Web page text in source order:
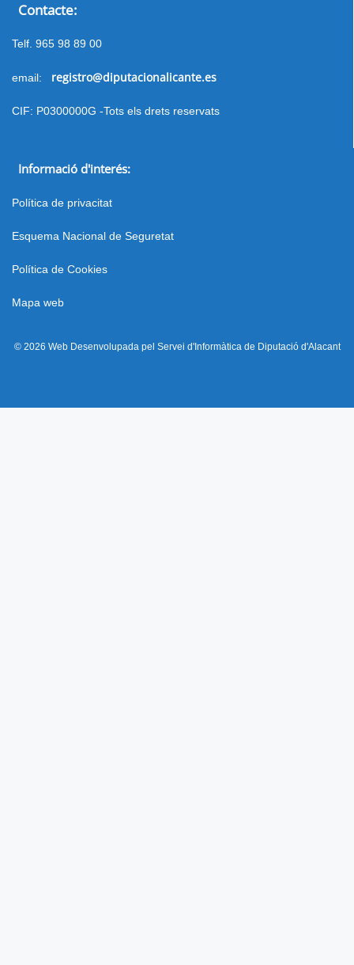
Contacte:
Telf. 965 98 89 00
email: registro@diputacionalicante.es
CIF: P0300000G -Tots els drets reservats
Informació d'interés:
Política de privacitat
Esquema Nacional de Seguretat
Política de Cookies
Mapa web
© 2026 Web Desenvolupada pel Servei d'Informàtica de Diputació d'Alacant